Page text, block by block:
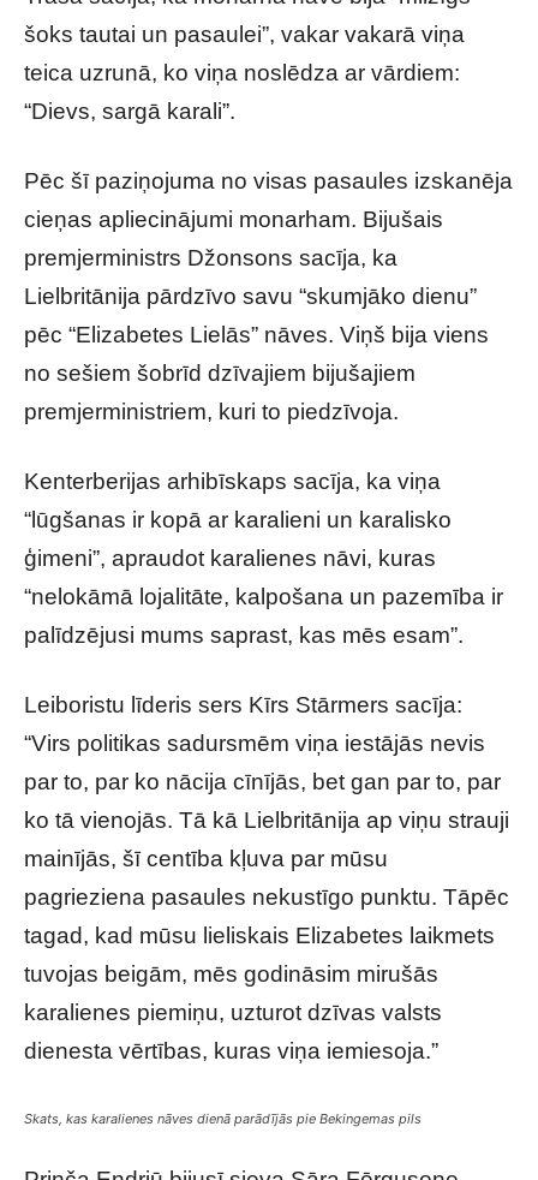
šoks tautai un pasaulei”, vakar vakarā viņa
teica uzrunā, ko viņa noslēdza ar vārdiem:
“Dievs, sargā karali”.
Pēc šī paziņojuma no visas pasaules izskanēja
cieņas apliecinājumi monarham. Bijušais
premjerministrs Džonsons sacīja, ka
Lielbritānija pārdzīvo savu “skumjāko dienu”
pēc “Elizabetes Lielās” nāves. Viņš bija viens
no sešiem šobrīd dzīvajiem bijušajiem
premjerministriem, kuri to piedzīvoja.
Kenterberijas arhibīskaps sacīja, ka viņa
“lūgšanas ir kopā ar karalieni un karalisko
ģimeni”, apraudot karalienes nāvi, kuras
“nelokāmā lojalitāte, kalpošana un pazemība ir
palīdzējusi mums saprast, kas mēs esam”.
Leiboristu līderis sers Kīrs Stārmers sacīja:
“Virs politikas sadursmēm viņa iestājās nevis
par to, par ko nācija cīnījās, bet gan par to, par
ko tā vienojās. Tā kā Lielbritānija ap viņu strauji
mainījās, šī centība kļuva par mūsu
pagrieziena pasaules nekustīgo punktu. Tāpēc
tagad, kad mūsu lieliskais Elizabetes laikmets
tuvojas beigām, mēs godināsim mirušās
karalienes piemiņu, uzturot dzīvas valsts
dienesta vērtības, kuras viņa iemiesoja.”
Skats, kas karalienes nāves dienā parādījās pie Bekingemas pils